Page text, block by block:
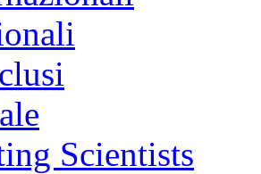
Scientists